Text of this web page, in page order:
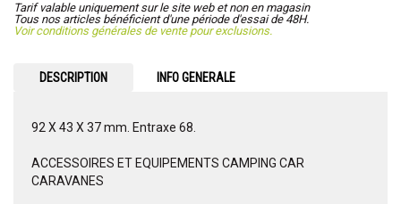
Tarif valable uniquement sur le site web et non en magasin
Tous nos articles bénéficient d'une période d'essai de 48H.
Voir conditions générales de vente pour exclusions.
DESCRIPTION INFO GENERALE
92 X 43 X 37 mm. Entraxe 68.
ACCESSOIRES ET EQUIPEMENTS CAMPING CAR
CARAVANES